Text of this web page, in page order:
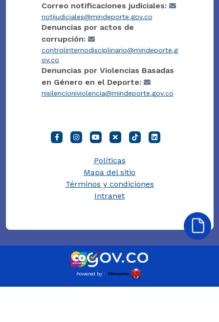
Correo notificaciones judiciales:
notijudiciales@mindeporte.gov.co
Denuncias por actos de
corrupción:
controlinternodisciplinario@mindeporte.g
ov.co
Denuncias por Violencias Basadas
en Género en el Deporte:
nisilencioniviolencia@mindeporte.gov.co
Políticas
Mapa del sitio
Términos y condiciones
Intranet
Powered by :